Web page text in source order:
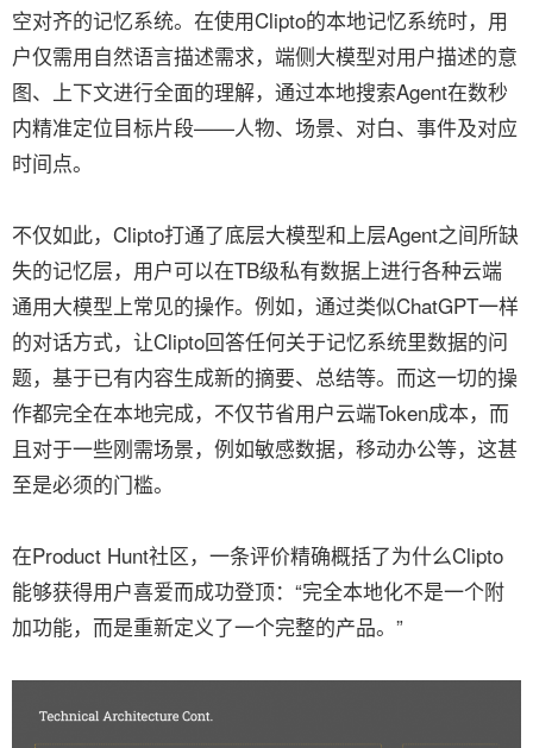
空对齐的记忆系统。在使用Clipto的本地记忆系统时，用
户仅需用自然语言描述需求，端侧大模型对用户描述的意
图、上下文进行全面的理解，通过本地搜索Agent在数秒
内精准定位目标片段——人物、场景、对白、事件及对应
时间点。
不仅如此，Clipto打通了底层大模型和上层Agent之间所缺
失的记忆层，用户可以在TB级私有数据上进行各种云端
通用大模型上常见的操作。例如，通过类似ChatGPT一样
的对话方式，让Clipto回答任何关于记忆系统里数据的问
题，基于已有内容生成新的摘要、总结等。而这一切的操
作都完全在本地完成，不仅节省用户云端Token成本，而
且对于一些刚需场景，例如敏感数据，移动办公等，这甚
至是必须的门槛。
在Product Hunt社区，一条评价精确概括了为什么Clipto
能够获得用户喜爱而成功登顶：“完全本地化不是一个附
加功能，而是重新定义了一个完整的产品。”